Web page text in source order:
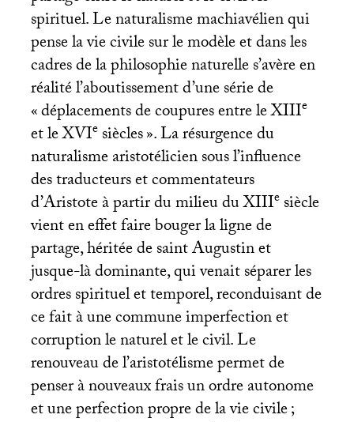
spirituel. Le naturalisme machiavélien qui
pense la vie civile sur le modèle et dans les
cadres de la philosophie naturelle s’avère en
réalité l’aboutissement d’une série de
«déplacements de coupures entre leXIIIe
et leXVIesiècles». La résurgence du
naturalisme aristotélicien sous l’influence
des traducteurs et commentateurs
d’Aristote à partir du milieu duXIIIesiècle
vient en effet faire bouger la ligne de
partage, héritée de saint Augustin et
jusque-là dominante, qui venait séparer les
ordres spirituel et temporel, reconduisant de
ce fait à une commune imperfection et
corruption le naturel et le civil. Le
renouveau de l’aristotélisme permet de
penser à nouveaux frais un ordre autonome
et une perfection propre de la vie civile;